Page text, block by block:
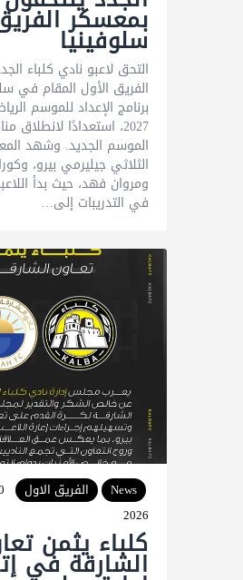
بمعسكر
سلوفينيا
التحق لاعبو نادي كلباء
الفريق الأول المقام في
2027، استعدادًا لانطلاق
الموسم الجديد. وشهد
الثلاثي جيليرمي بيرو،
ومروان فهد، حيث بدأ
في التدريبات إلى…
News الفريق الاول
2026
كلباء يثمن
الشارقة في